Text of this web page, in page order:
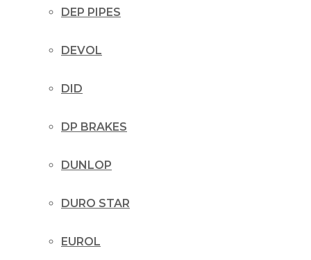
DEP PIPES
DEVOL
DID
DP BRAKES
DUNLOP
DURO STAR
EUROL